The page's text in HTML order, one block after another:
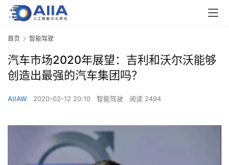
首页 智能驾驶
汽车市场2020年展望：吉利和沃尔沃能够
创造出最强的汽车集团吗？
AIIAW 2020-02-12 20:10 智能驾驶 阅读 2494